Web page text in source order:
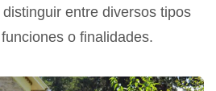
entre diversos tipos
o finalidades.